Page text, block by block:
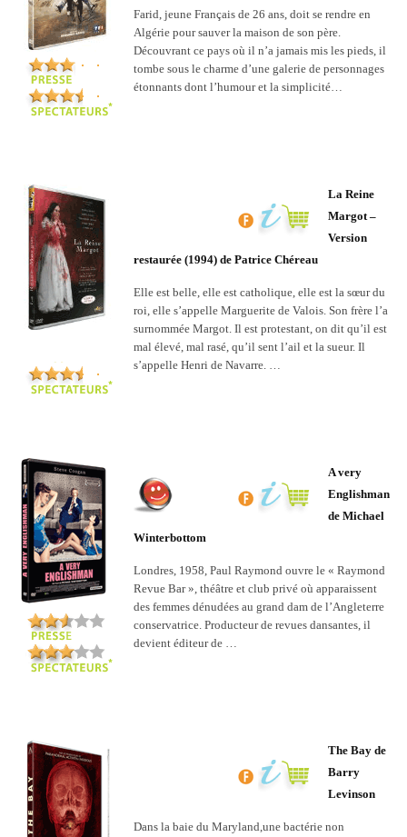
Farid, jeune Français de 26 ans, doit se rendre en
Algérie pour sauver la maison de son père.
Découvrant ce pays où il n’a jamais mis les pieds, il
tombe sous le charme d’une galerie de personnages
étonnants dont l’humour et la simplicité…
La Reine
Margot –
Version
restaurée (1994) de Patrice Chéreau
Elle est belle, elle est catholique, elle est la sœur du
roi, elle s’appelle Marguerite de Valois. Son frère l’a
surnommée Margot. Il est protestant, on dit qu’il est
mal élevé, mal rasé, qu’il sent l’ail et la sueur. Il
s’appelle Henri de Navarre. …
A very
Englishman
de Michael
Winterbottom
Londres, 1958, Paul Raymond ouvre le « Raymond
Revue Bar », théâtre et club privé où apparaissent
des femmes dénudées au grand dam de l’Angleterre
conservatrice. Producteur de revues dansantes, il
devient éditeur de …
The Bay de
Barry
Levinson
Dans la baie du Maryland,une bactérie non